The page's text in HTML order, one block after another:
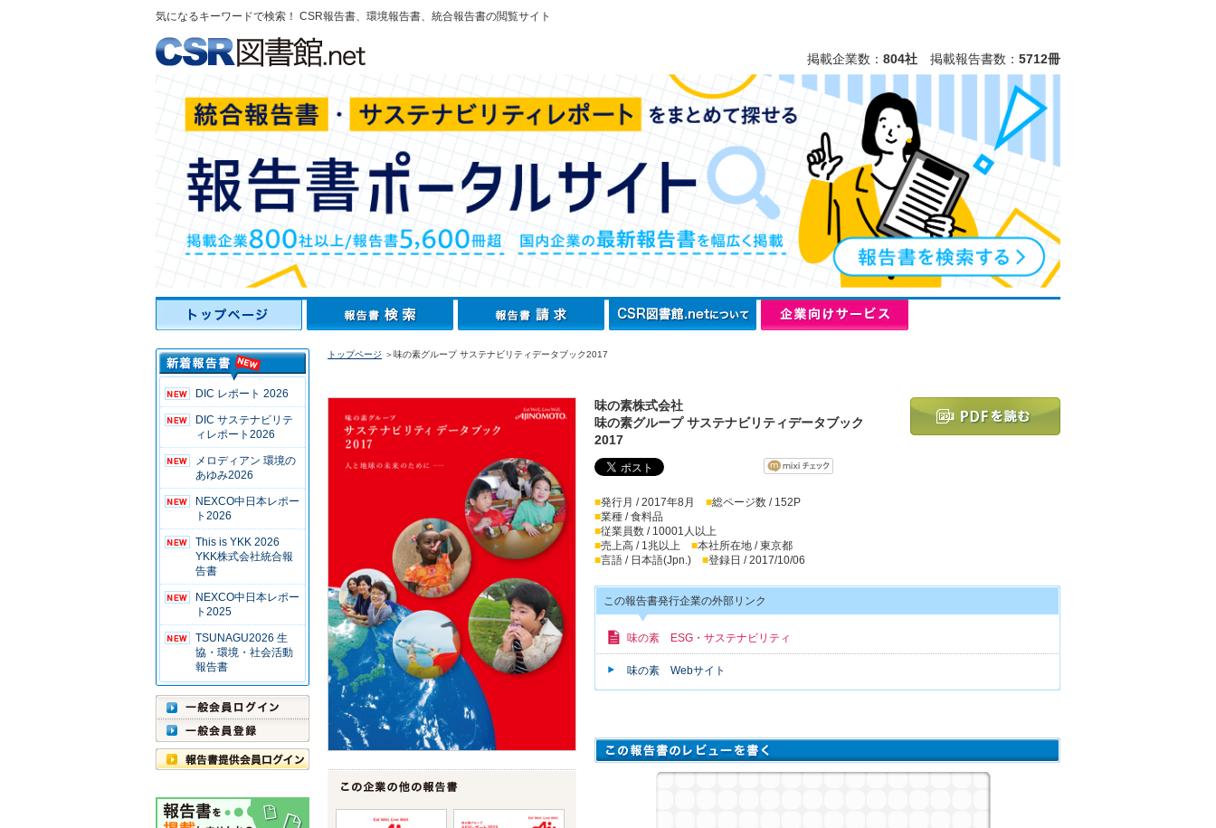
気になるキーワードで検索！ CSR報告書、環境報告書、統合報告書の閲覧サイト
掲載企業数： 804社 掲載報告書数： 5712冊
DIC レポート 2026
DIC サステナビリテ
ィレポート2026
メロディアン 環境の
あゆみ2026
NEXCO中日本レポー
ト2026
This is YKK 2026
YKK株式会社統合報
告書
NEXCO中日本レポー
ト2025
TSUNAGU2026 生
協・環境・社会活動
報告書
トップページ ＞味の素グループ サステナビリティデータブック2017
味の素株式会社
味の素グループ サステナビリティデータブック
2017
■発行月 / 2017年8月 ■総ページ数 / 152P
■業種 / 食料品
■従業員数 / 10001人以上
■売上高 / 1兆以上 ■本社所在地 / 東京都
■言語 / 日本語(Jpn.) ■登録日 / 2017/10/06
この報告書発行企業の外部リンク
味の素 ESG・サステナビリティ
味の素 Webサイト